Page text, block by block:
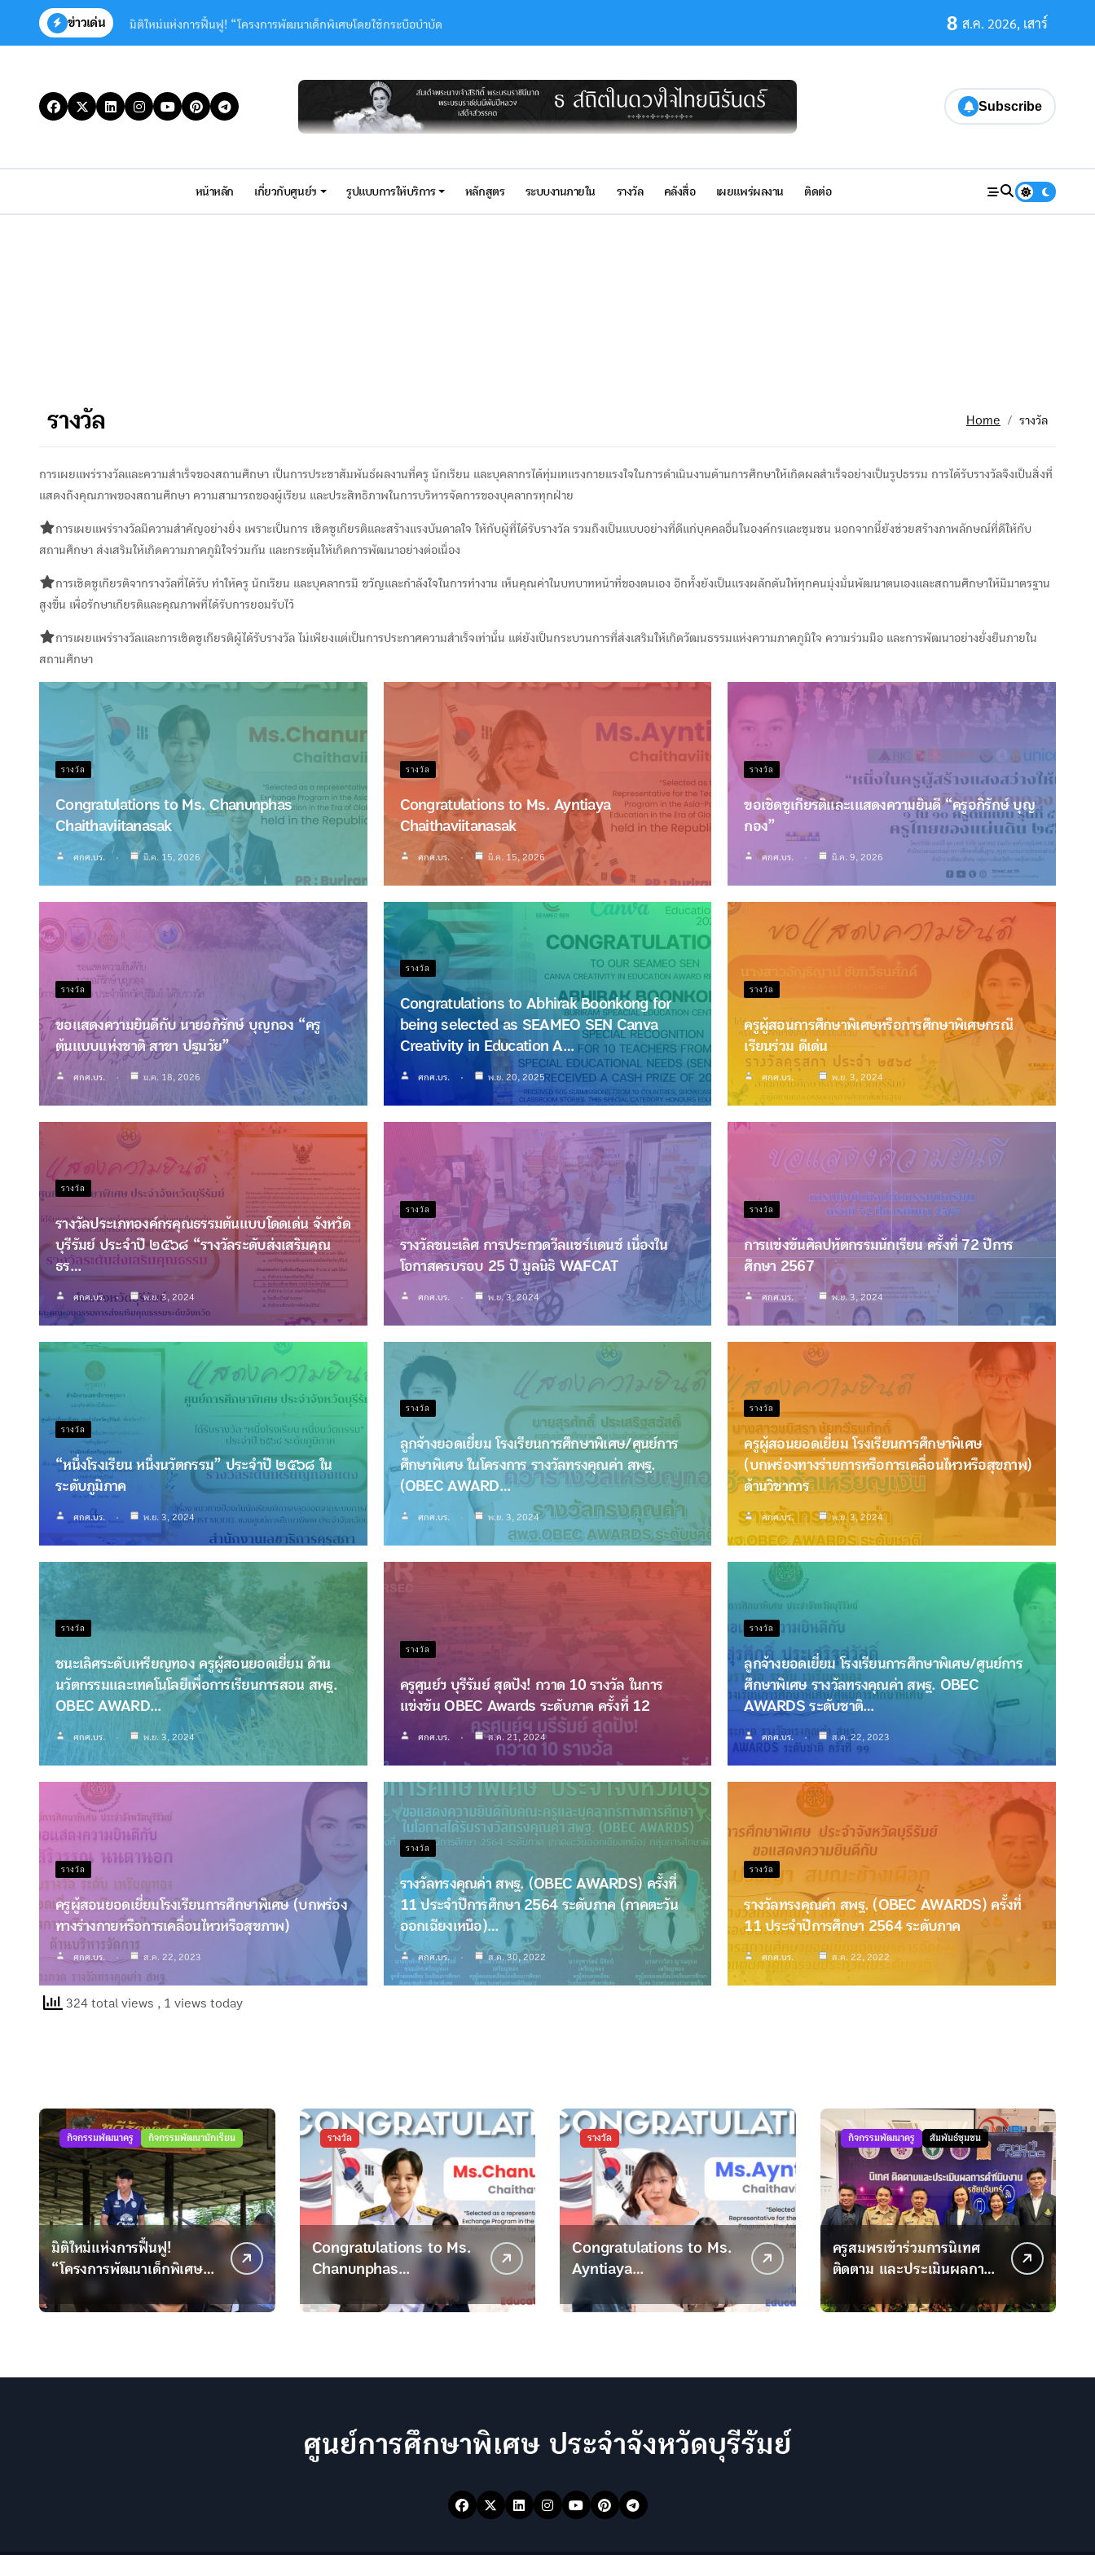
content
ข่าวเด่น มิติใหม่แห่งการฟื้นฟู! “โครงการพัฒนาเด็กพิเศษโดยใช้กระบือบำบัด
Congratulations to Ms. Ayntiaya Chaithaviitanasak
ขอเชิดชูเกียรติและเแสดงความยินดี “ครูอภิรักษ์ บุญกอง”
บทความทางวิชาการการพัฒนารูปแบบการจัดการเรียนการสอนเด็กปฐมวัยในบริบทสถานการณ์ความไม่ปลอดภัย:แนวทางการสร้างความมั่นคงทางอารมณ์และการจัดมุมเรียนรู้ในครอบครัว
Congratulations to Abhirak Boonkong for being selected as SEAMEO SEN Canva Creativity in Education Award recipients! FromSEAMEO Regional Centre for Special
8 ส.ค. 2026, เสาร์
Subscribe
หน้าหลัก เกี่ยวกับศูนย์ฯ รูปแบบการให้บริการ หลักสูตร ระบบงานภายใน รางวัล คลังสื่อ เผยแพร่ผลงาน ติดต่อ
รางวัล Home รางวัล
การเผยแพร่รางวัลและความสำเร็จของสถานศึกษา เป็นการประชาสัมพันธ์ผลงานที่ครู นักเรียน และบุคลากรได้ทุ่มเทแรงกายแรงใจในการดำเนินงานด้านการศึกษาให้เกิดผลสำเร็จอย่างเป็นรูปธรรม การได้รับรางวัลจึงเป็นสิ่งที่
แสดงถึงคุณภาพของสถานศึกษา ความสามารถของผู้เรียน และประสิทธิภาพในการบริหารจัดการของบุคลากรทุกฝ่าย
การเผยแพร่รางวัลมีความสำคัญอย่างยิ่ง เพราะเป็นการ เชิดชูเกียรติและสร้างแรงบันดาลใจ ให้กับผู้ที่ได้รับรางวัล รวมถึงเป็นแบบอย่างที่ดีแก่บุคคลอื่นในองค์กรและชุมชน นอกจากนี้ยังช่วยสร้างภาพลักษณ์ที่ดีให้กับ
สถานศึกษา ส่งเสริมให้เกิดความภาคภูมิใจร่วมกัน และกระตุ้นให้เกิดการพัฒนาอย่างต่อเนื่อง
การเชิดชูเกียรติจากรางวัลที่ได้รับ ทำให้ครู นักเรียน และบุคลากรมี ขวัญและกำลังใจในการทำงาน เห็นคุณค่าในบทบาทหน้าที่ของตนเอง อีกทั้งยังเป็นแรงผลักดันให้ทุกคนมุ่งมั่นพัฒนาตนเองและสถานศึกษาให้มีมาตรฐาน
สูงขึ้น เพื่อรักษาเกียรติและคุณภาพที่ได้รับการยอมรับไว้
การเผยแพร่รางวัลและการเชิดชูเกียรติผู้ได้รับรางวัล ไม่เพียงแต่เป็นการประกาศความสำเร็จเท่านั้น แต่ยังเป็นกระบวนการที่ส่งเสริมให้เกิดวัฒนธรรมแห่งความภาคภูมิใจ ความร่วมมือ และการพัฒนาอย่างยั่งยืนภายใน
สถานศึกษา
รางวัล
Congratulations to Ms. Chanunphas
Chaithaviitanasak
ศกศ.บร. มี.ค. 15, 2026
รางวัล
Congratulations to Ms. Ayntiaya
Chaithaviitanasak
ศกศ.บร. มี.ค. 15, 2026
รางวัล
ขอเชิดชูเกียรติและเแสดงความยินดี “ครูอภิรักษ์ บุญ
กอง”
ศกศ.บร. มี.ค. 9, 2026
รางวัล
ขอแสดงความยินดีกับ นายอภิรักษ์ บุญกอง “ครู
ต้นแบบแห่งชาติ สาขา ปฐมวัย”
ศกศ.บร. ม.ค. 18, 2026
รางวัล
Congratulations to Abhirak Boonkong for
being selected as SEAMEO SEN Canva
Creativity in Education A…
ศกศ.บร. พ.ย. 20, 2025
รางวัล
ครูผู้สอนการศึกษาพิเศษหรือการศึกษาพิเศษกรณี
เรียนร่วม ดีเด่น
ศกศ.บร. พ.ย. 3, 2024
รางวัล
รางวัลประเภทองค์กรคุณธรรมต้นแบบโดดเด่น จังหวัด
บุรีรัมย์ ประจำปี ๒๕๖๘ “รางวัลระดับส่งเสริมคุณ
ธร…
ศกศ.บร. พ.ย. 3, 2024
รางวัล
รางวัลชนะเลิศ การประกวดวีลแชร์แดนซ์ เนื่องใน
โอกาสครบรอบ 25 ปี มูลนิธิ WAFCAT
ศกศ.บร. พ.ย. 3, 2024
รางวัล
การแข่งขันศิลปหัตกรรมนักเรียน ครั้งที่ 72 ปีการ
ศึกษา 2567
ศกศ.บร. พ.ย. 3, 2024
รางวัล
“หนึ่งโรงเรียน หนึ่งนวัตกรรม” ประจำปี ๒๕๖๘ ใน
ระดับภูมิภาค
ศกศ.บร. พ.ย. 3, 2024
รางวัล
ลูกจ้างยอดเยี่ยม โรงเรียนการศึกษาพิเศษ/ศูนย์การ
ศึกษาพิเศษ ในโครงการ รางวัลทรงคุณค่า สพฐ.
(OBEC AWARD…
ศกศ.บร. พ.ย. 3, 2024
รางวัล
ครูผู้สอนยอดเยี่ยม โรงเรียนการศึกษาพิเศษ
(บกพร่องทางร่ายการหรือการเคลื่อนไหวหรือสุขภาพ)
ด้านวิชาการ
ศกศ.บร. พ.ย. 3, 2024
รางวัล
ชนะเลิศระดับเหรียญทอง ครูผู้สอนยอดเยี่ยม ด้าน
นวัตกรรมและเทคโนโลยีเพื่อการเรียนการสอน สพฐ.
OBEC AWARD…
ศกศ.บร. พ.ย. 3, 2024
รางวัล
ครูศูนย์ฯ​ บุรีรัมย์​ สุดปัง! กวาด 10 รางวัล ในการ
แข่งขัน OBEC Awards ระดับภาค ครั้งที่ 12
ศกศ.บร. ส.ค. 21, 2024
รางวัล
ลูกจ้างยอดเยี่ยม โรงเรียนการศึกษาพิเศษ/ศูนย์การ
ศึกษาพิเศษ รางวัลทรงคุณค่า สพฐ. OBEC
AWARDS ระดับชาติ…
ศกศ.บร. ส.ค. 22, 2023
รางวัล
ครูผู้สอนยอดเยี่ยมโรงเรียนการศึกษาพิเศษ (บกพร่อง
ทางร่างกายหรือการเคลื่อนไหวหรือสุขภาพ)
ศกศ.บร. ส.ค. 22, 2023
รางวัล
รางวัลทรงคุณค่า สพฐ. (OBEC AWARDS) ครั้งที่
11 ประจำปีการศึกษา 2564 ระดับภาค (ภาคตะวัน
ออกเฉียงเหนือ)…
ศกศ.บร. ส.ค. 30, 2022
รางวัล
รางวัลทรงคุณค่า สพฐ. (OBEC AWARDS) ครั้งที่
11 ประจำปีการศึกษา 2564 ระดับภาค
ศกศ.บร. ส.ค. 22, 2022
324 total views , 1 views today
กิจกรรมพัฒนาครู กิจกรรมพัฒนานักเรียน
มิติใหม่แห่งการฟื้นฟู!
“โครงการพัฒนาเด็กพิเศษ
รางวัล
Congratulations to Ms.
Chanunphas
รางวัล
Congratulations to Ms.
Ayntiaya
Chaithaviitanasak
กิจกรรมพัฒนาครู สัมพันธ์ชุมชน
ครูสมพรเข้าร่วมการนิเทศ
ติดตาม และประเมินผลการ
จัดการเรียนรู้เด็กป่วยในโรง
พยาบาล ตามพระราชดำริฯ
ศูนย์การศึกษาพิเศษ ประจำจังหวัดบุรีรัมย์